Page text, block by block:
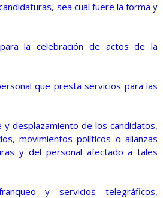
sea cual fuere la forma y
la celebración de actos de la
que presta servicios para las
desplazamiento de los candidatos,
movimientos políticos o alianzas
y del personal afectado a tales
y servicios telegráficos,